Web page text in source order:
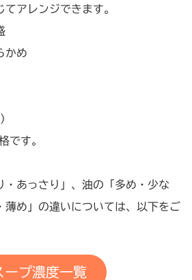
アレンジできます。
かめ
です。
あっさり」、油の「多め・少な
薄め」の違いについては、以下をご
ープ濃度一覧